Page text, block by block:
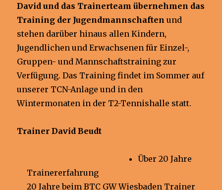
David und das Trainerteam übernehmen das
Training der Jugendmannschaften und
stehen darüber hinaus allen Kindern,
Jugendlichen und Erwachsenen für Einzel-,
Gruppen- und Mannschaftstraining zur
Verfügung. Das Training findet im Sommer auf
unserer TCN-Anlage und in den
Wintermonaten in der T2-Tennishalle statt.
TrainerDavid Beudt
Über 20 Jahre
Trainererfahrung
20 Jahre beim BTC GW Wiesbaden Trainer